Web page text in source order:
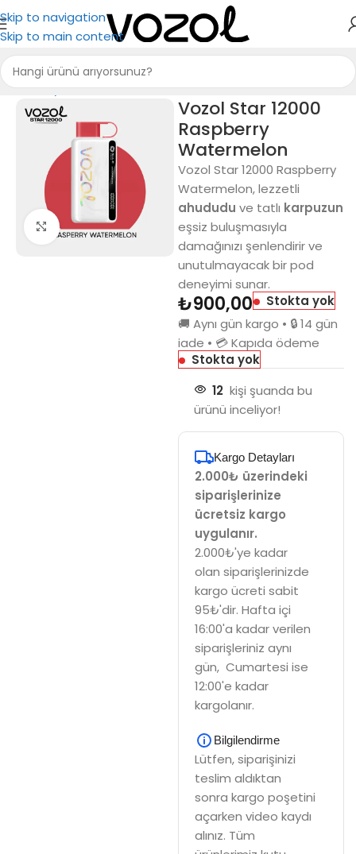
Skip to navigation
Skip to main content
Ana Sayfa Vozol 12000
Büyütmek için tıkla
Vozol Star 12000
Raspberry
Watermelon
Vozol Star 12000 Raspberry
Watermelon, lezzetli
ahududu ve tatlı karpuzun
eşsiz buluşmasıyla
damağınızı şenlendirir ve
unutulmayacak bir pod
deneyimi sunar.
₺900,00
Stokta yok
🚚 Aynı gün kargo • 🔒 14 gün
iade • 💳 Kapıda ödeme
Stokta yok
12 kişi şuanda bu
ürünü inceliyor!
Kargo Detayları
2.000₺ üzerindeki
siparişlerinize
ücretsiz kargo
uygulanır.
2.000₺'ye kadar
olan siparişlerinizde
kargo ücreti sabit
95₺'dir. Hafta içi
16:00'a kadar verilen
siparişleriniz aynı
gün, Cumartesi ise
12:00'e kadar
kargolanır.
Bilgilendirme
Lütfen, siparişinizi
teslim aldıktan
sonra kargo poşetini
açarken video kaydı
alınız. Tüm